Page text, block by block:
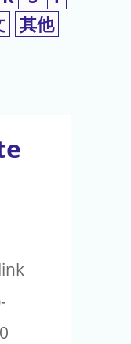
其他